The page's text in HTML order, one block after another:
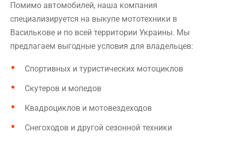
Помимо автомобилей, наша компания
специализируется на выкупе мототехники в
Василькове и по всей территории Украины. Мы
предлагаем выгодные условия для владельцев:
Спортивных и туристических мотоциклов
Скутеров и мопедов
Квадроциклов и мотовездеходов
Снегоходов и другой сезонной техники